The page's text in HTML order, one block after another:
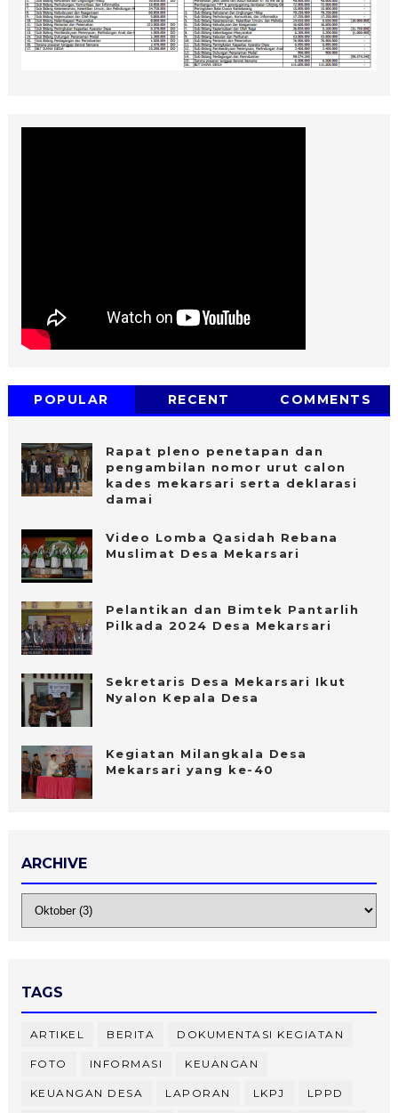
POPULAR RECENT COMMENTS
Rapat pleno penetapan dan
pengambilan nomor urut calon
kades mekarsari serta deklarasi
damai
Video Lomba Qasidah Rebana
Muslimat Desa Mekarsari
Pelantikan dan Bimtek Pantarlih
Pilkada 2024 Desa Mekarsari
Sekretaris Desa Mekarsari Ikut
Nyalon Kepala Desa
Kegiatan Milangkala Desa
Mekarsari yang ke-40
ARCHIVE
TAGS
ARTIKEL BERITA DOKUMENTASI KEGIATAN
FOTO INFORMASI KEUANGAN
KEUANGAN DESA LAPORAN LKPJ LPPD